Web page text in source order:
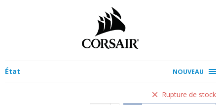
État NOUVEAU
Rupture de stock